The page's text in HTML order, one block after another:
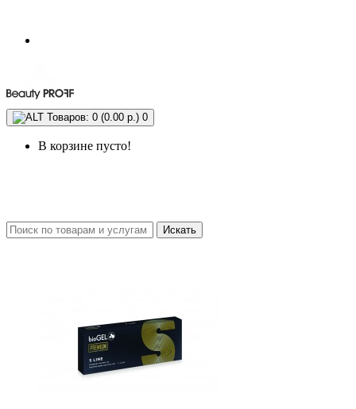
Товаров: 0 (0.00 р.) 0
В корзине пусто!
Искать